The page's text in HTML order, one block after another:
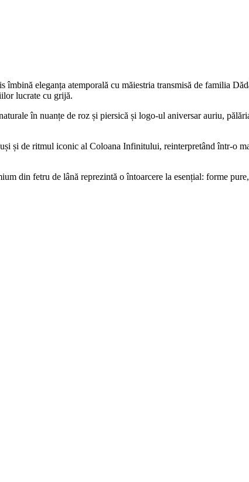
eleganța atemporală cu măiestria transmisă de familia
lucrate cu grijă.
în nuanțe de roz și piersică și logo-ul aniversar auriu,
și de ritmul iconic al Coloana Infinitului, reinterpretând într-o
din fetru de lână reprezintă o întoarcere la esențial: forme